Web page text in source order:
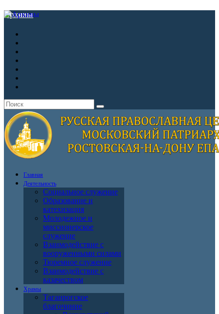
Архивы
Главная
Деятельность
Социальное служение
Образование и
катехизация
Молодежное и
миссионерское
служение
Взаимодействие с
вооруженными силами
Тюремное служение
Взаимодействие с
казачеством
Храмы
Таганрогское
благочиние